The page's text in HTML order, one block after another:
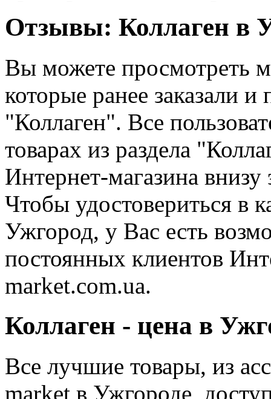
Отзывы: Коллаген в
Вы можете просмотреть
которые ранее заказали и
"Коллаген". Все
товарах из раздела
Интернет-магазина
Чтобы удостовериться в
Ужгород, у Вас есть
постоянных клиентов
market.com.ua.
Коллаген - цена в
Все лучшие товары, из
market в Ужгороде,